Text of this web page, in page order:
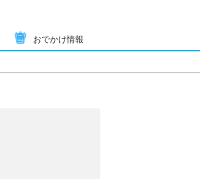
おでかけ情報